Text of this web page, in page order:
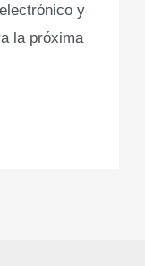
y
la próxima